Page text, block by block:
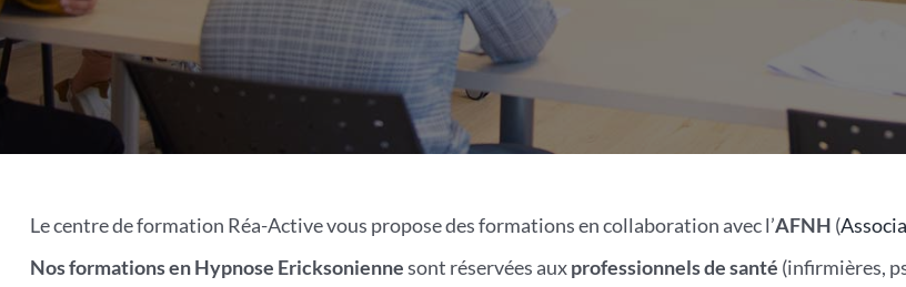
Le centre de formation Réa-Active vous propose des formations en collaboration avec l’AFNH (
Nos formations en Hypnose Ericksoniennesont réservées auxprofessionnels de santé (infirmières,